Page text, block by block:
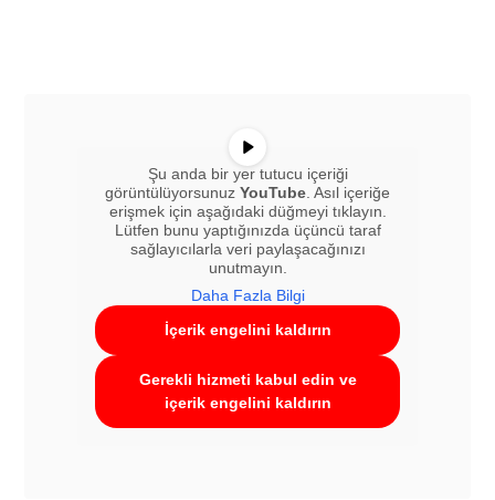
Şu anda bir yer tutucu içeriği
görüntülüyorsunuz YouTube . Asıl içeriğe
erişmek için aşağıdaki düğmeyi tıklayın.
Lütfen bunu yaptığınızda üçüncü taraf
sağlayıcılarla veri paylaşacağınızı
unutmayın.
Daha Fazla Bilgi
İçerik engelini kaldırın
Gerekli hizmeti kabul edin ve
içerik engelini kaldırın